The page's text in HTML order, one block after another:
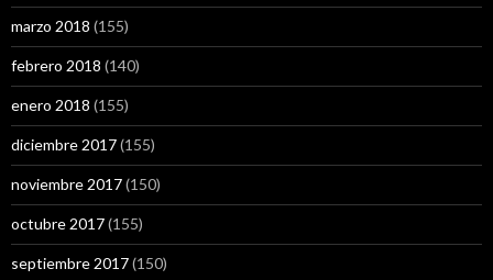
marzo 2018 (155)
febrero 2018 (140)
enero 2018 (155)
diciembre 2017(155)
noviembre 2017(150)
octubre 2017(155)
septiembre 2017(150)